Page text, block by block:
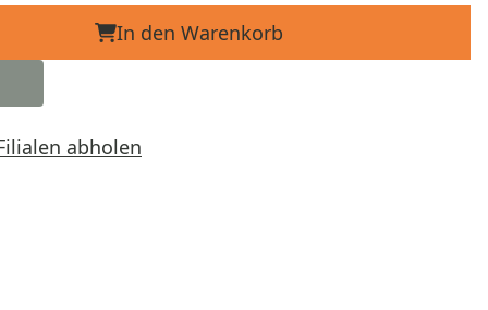
In den Warenkorb
abholen